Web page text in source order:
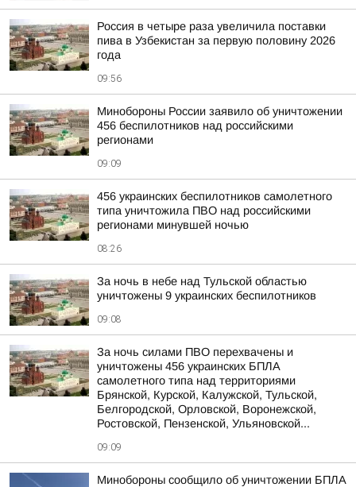
Россия в четыре раза увеличила поставки
пива в Узбекистан за первую половину 2026
года
09:56
Минобороны России заявило об уничтожении
456 беспилотников над российскими
регионами
09:09
456 украинских беспилотников самолетного
типа уничтожила ПВО над российскими
регионами минувшей ночью
08:26
За ночь в небе над Тульской областью
уничтожены 9 украинских беспилотников
09:08
За ночь силами ПВО перехвачены и
уничтожены 456 украинских БПЛА
самолетного типа над территориями
Брянской, Курской, Калужской, Тульской,
Белгородской, Орловской, Воронежской,
Ростовской, Пензенской, Ульяновской...
09:09
Минобороны сообщило об уничтожении БПЛА